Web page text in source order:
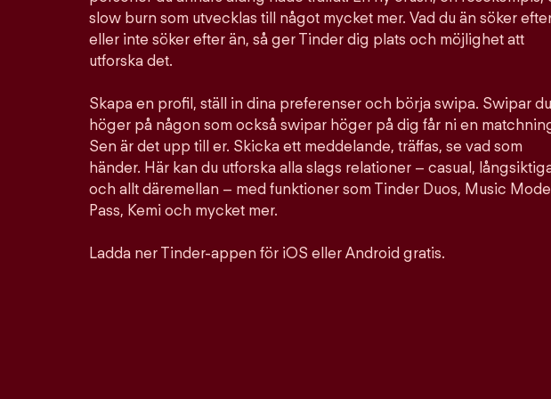
slow burn som utvecklas till något mycket mer. Vad du än söker
eller inte söker efter än, så ger Tinder dig plats och möjlighet att
utforska det.
Skapa en profil, ställ in dina preferenser och börja swipa. Swipar du
höger på någon som också swipar höger på dig får ni en
Sen är det upp till er. Skicka ett meddelande, träffas, se vad som
händer. Här kan du utforska alla slags relationer – casual,
och allt däremellan – med funktioner som Tinder Duos, Music
Pass, Kemi och mycket mer.
Ladda ner Tinder-appen för iOS eller Android gratis.